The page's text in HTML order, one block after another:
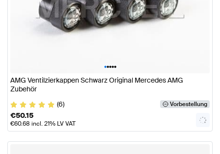
•••••
AMG Ventilzierkappen Schwarz Original Mercedes AMG
Zubehör
(6)
Vorbestellung
€50.15
€60.68 incl. 21% LV VAT